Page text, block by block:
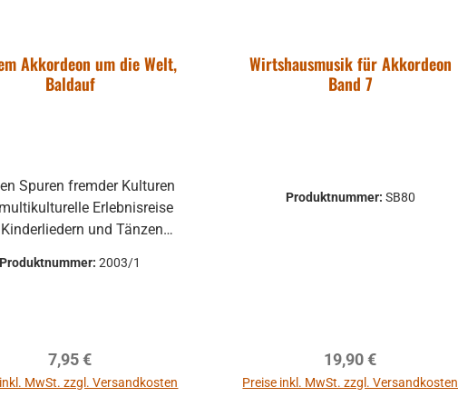
und sind
Alle
zu
des
ausgeschlossen.
MwSt. zzgl.
Akkordeon um die Welt,
Baldauf
Spuren fremder Kulturen
Erlebnisreise
und Tänzen
mit Tasti und Basti 2
Sprachmelodien
das Verstehen anderer
Produktnummer:2003/1
Regulärer Preis:
7,95 €
MwSt. zzgl. Versandkosten
Wirtshausmusik für Akkordeon
Band 7
Produktnummer: SB80
Regulärer Preis:
19,90 €
Preise inkl. MwSt. zzgl. Versandkosten